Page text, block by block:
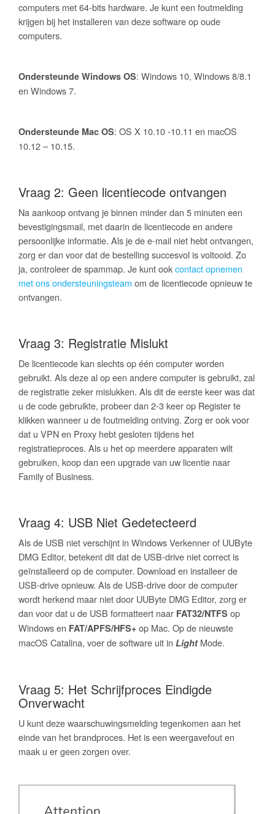
computers met 64-bits hardware. Je kunt een foutmelding
krijgen bij het installeren van deze software op oude
computers.
Ondersteunde Windows OS: Windows 10, Windows 8/8.1
en Windows 7.
Ondersteunde Mac OS: OS X 10.10 -10.11 en macOS
10.12 – 10.15.
Vraag 2: Geen licentiecode ontvangen
Na aankoop ontvang je binnen minder dan 5 minuten een
bevestigingsmail, met daarin de licentiecode en andere
persoonlijke informatie. Als je de e-mail niet hebt ontvangen,
zorg er dan voor dat de bestelling succesvol is voltooid. Zo
ja, controleer de spammap. Je kunt ookcontact opnemen
met ons ondersteuningsteam om de licentiecode opnieuw te
ontvangen.
Vraag 3: Registratie Mislukt
De licentiecode kan slechts op één computer worden
gebruikt. Als deze al op een andere computer is gebruikt, zal
de registratie zeker mislukken. Als dit de eerste keer was dat
u de code gebruikte, probeer dan 2-3 keer op Register te
klikken wanneer u de foutmelding ontving. Zorg er ook voor
dat u VPN en Proxy hebt gesloten tijdens het
registratieproces. Als u het op meerdere apparaten wilt
gebruiken, koop dan een upgrade van uw licentie naar
Family of Business.
Vraag 4: USB Niet Gedetecteerd
Als de USB niet verschijnt in Windows Verkenner of UUByte
DMG Editor, betekent dit dat de USB-drive niet correct is
geïnstalleerd op de computer. Download en installeer de
USB-drive opnieuw. Als de USB-drive door de computer
wordt herkend maar niet door UUByte DMG Editor, zorg er
dan voor dat u de USB formatteert naar FAT32/NTFS op
Windows en FAT/APFS/HFS+ op Mac. Op de nieuwste
macOS Catalina, voer de software uit in LightMode.
Vraag 5: Het Schrijfproces Eindigde
Onverwacht
U kunt deze waarschuwingsmelding tegenkomen aan het
einde van het brandproces. Het is een weergavefout en
maak u er geen zorgen over.